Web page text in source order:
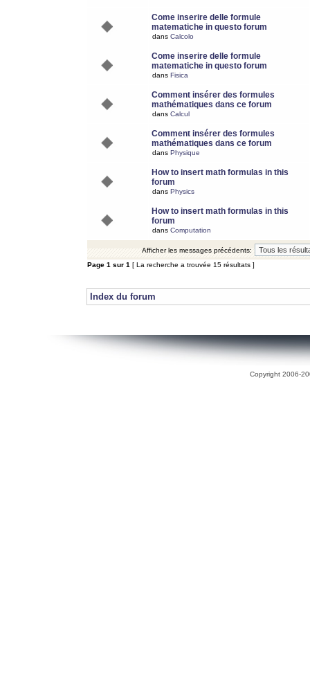
Come inserire delle formule
matematiche in questo forum
dans Calcolo
Come inserire delle formule
matematiche in questo forum
dans Fisica
Comment insérer des formules
mathématiques dans ce forum
dans Calcul
Comment insérer des formules
mathématiques dans ce forum
dans Physique
How to insert math formulas in this
forum
dans Physics
How to insert math formulas in this
forum
dans Computation
Afficher les messages précédents:
Page 1 sur 1 [ La recherche a trouvée 15 résultats ]
Index du forum
Copyright 2006-